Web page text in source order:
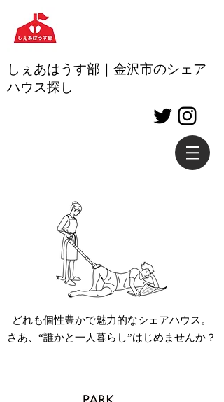
しぇあはうす部｜金沢市のシェア
ハウス探し
どれも個性豊かで魅力的なシェアハウス。
​さあ、“誰かと一人暮らし”はじめませんか？